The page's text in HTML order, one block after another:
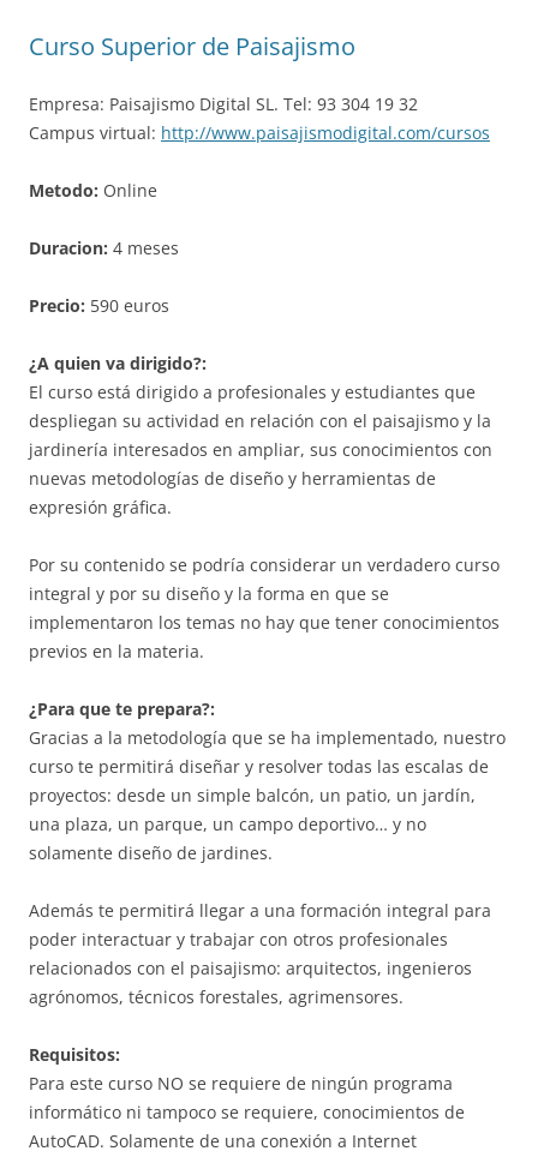
Curso Superior de Paisajismo
Empresa: Paisajismo Digital SL. Tel: 93 304 19 32
Campus virtual: http://www.paisajismodigital.com/cursos
Metodo: Online
Duracion: 4 meses
Precio: 590 euros
¿A quien va dirigido?:
El curso está dirigido a profesionales y estudiantes que
despliegan su actividad en relación con el paisajismo y la
jardinería interesados en ampliar, sus conocimientos con
nuevas metodologías de diseño y herramientas de
expresión gráfica.
Por su contenido se podría considerar un verdadero curso
integral y por su diseño y la forma en que se
implementaron los temas no hay que tener conocimientos
previos en la materia.
¿Para que te prepara?:
Gracias a la metodología que se ha implementado, nuestro
curso te permitirá diseñar y resolver todas las escalas de
proyectos: desde un simple balcón, un patio, un jardín,
una plaza, un parque, un campo deportivo… y no
solamente diseño de jardines.
Además te permitirá llegar a una formación integral para
poder interactuar y trabajar con otros profesionales
relacionados con el paisajismo: arquitectos, ingenieros
agrónomos, técnicos forestales, agrimensores.
Requisitos:
Para este curso NO se requiere de ningún programa
informático ni tampoco se requiere, conocimientos de
AutoCAD. Solamente de una conexión a Internet